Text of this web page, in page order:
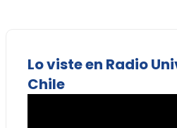
Lo viste en Radio
Chile